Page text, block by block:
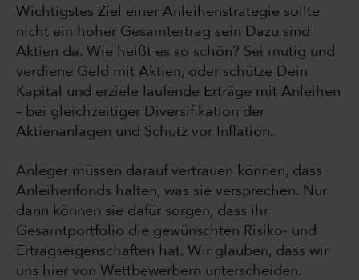
Wichtigstes Ziel einer Anleihenstrategie sollte
nicht ein hoher Gesamtertrag sein Dazu sind
Aktien da. Wie heißt es so schön? Sei mutig und
verdiene Geld mit Aktien, oder schütze Dein
Kapital und erziele laufende Erträge mit Anleihen
– bei gleichzeitiger Diversifikation der
Aktienanlagen und Schutz vor Inflation.
Anleger müssen darauf vertrauen können, dass
Anleihenfonds halten, was sie versprechen. Nur
dann können sie dafür sorgen, dass ihr
Gesamtportfolio die gewünschten Risiko- und
Ertragseigenschaften hat. Wir glauben, dass wir
uns hier von Wettbewerbern unterscheiden.